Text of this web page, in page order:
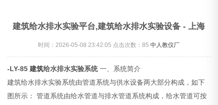
建筑给水排水实验平台,建筑给水排水实验设备 - 上海
时间：2026-05-08 23:42:05 点击次数：85中人教仪厂
-LY-85建筑给水排水实验系统 一、系统简介
建筑给水排水实验系统由管道系统与供水设备两大部分构成，如下
图所示：
管道系统由给水管道与排水管道系统构成，给水管道可按